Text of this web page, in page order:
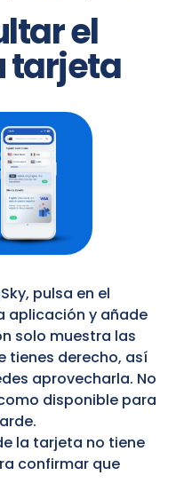
el
tarjeta
pulsa en el
aplicación y añade
solo muestra las
tienes derecho, así
aprovecharla. No
disponible para
la tarjeta no tiene
confirmar que